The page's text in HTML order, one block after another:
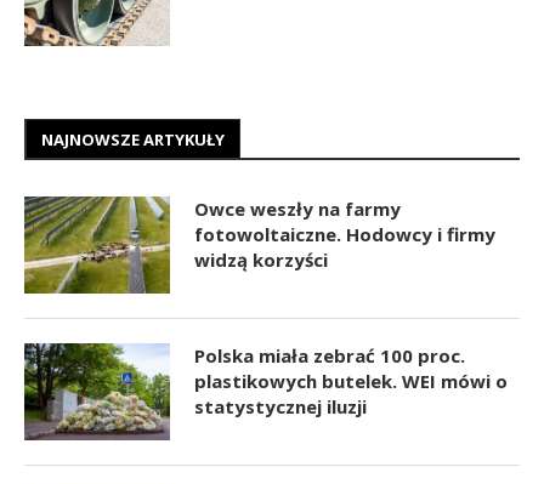
NAJNOWSZE ARTYKUŁY
Owce weszły na farmy
fotowoltaiczne. Hodowcy i firmy
widzą korzyści
Polska miała zebrać 100 proc.
plastikowych butelek. WEI mówi o
statystycznej iluzji